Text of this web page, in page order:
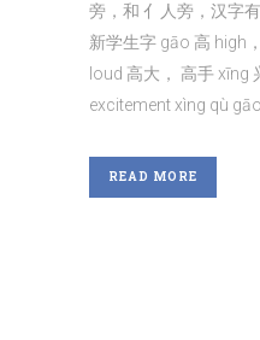
旁，和 亻人旁，汉字
新学生字 gāo 高 high
loud 高大， 高手 xīng
excitement xìng qù gāo
READ MORE